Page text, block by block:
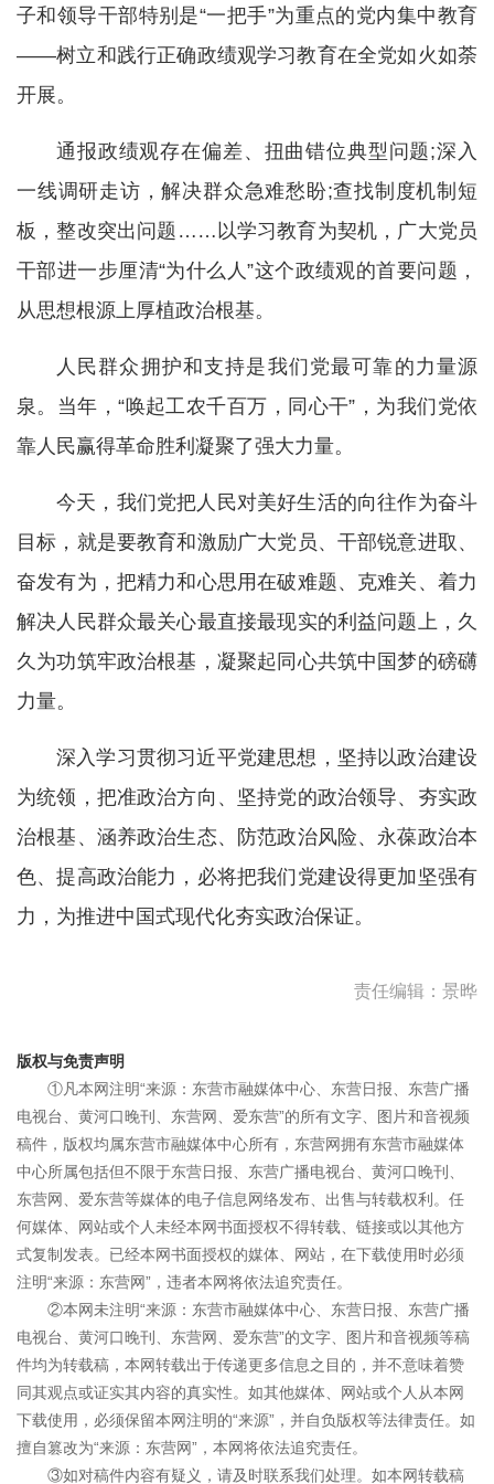
子和领导干部特别是“一把手”为重点的党内集中教育
——树立和践行正确政绩观学习教育在全党如火如荼
开展。
通报政绩观存在偏差、扭曲错位典型问题;深入
一线调研走访，解决群众急难愁盼;查找制度机制短
板，整改突出问题……以学习教育为契机，广大党员
干部进一步厘清“为什么人”这个政绩观的首要问题，
从思想根源上厚植政治根基。
人民群众拥护和支持是我们党最可靠的力量源
泉。当年，“唤起工农千百万，同心干”，为我们党依
靠人民赢得革命胜利凝聚了强大力量。
今天，我们党把人民对美好生活的向往作为奋斗
目标，就是要教育和激励广大党员、干部锐意进取、
奋发有为，把精力和心思用在破难题、克难关、着力
解决人民群众最关心最直接最现实的利益问题上，久
久为功筑牢政治根基，凝聚起同心共筑中国梦的磅礴
力量。
深入学习贯彻习近平党建思想，坚持以政治建设
为统领，把准政治方向、坚持党的政治领导、夯实政
治根基、涵养政治生态、防范政治风险、永葆政治本
色、提高政治能力，必将把我们党建设得更加坚强有
力，为推进中国式现代化夯实政治保证。
责任编辑：景晔
版权与免责声明
①凡本网注明“来源：东营市融媒体中心、东营日报、东营广播
电视台、黄河口晚刊、东营网、爱东营”的所有文字、图片和音视频
稿件，版权均属东营市融媒体中心所有，东营网拥有东营市融媒体
中心所属包括但不限于东营日报、东营广播电视台、黄河口晚刊、
东营网、爱东营等媒体的电子信息网络发布、出售与转载权利。任
何媒体、网站或个人未经本网书面授权不得转载、链接或以其他方
式复制发表。已经本网书面授权的媒体、网站，在下载使用时必须
注明“来源：东营网”，违者本网将依法追究责任。
②本网未注明“来源：东营市融媒体中心、东营日报、东营广播
电视台、黄河口晚刊、东营网、爱东营”的文字、图片和音视频等稿
件均为转载稿，本网转载出于传递更多信息之目的，并不意味着赞
同其观点或证实其内容的真实性。如其他媒体、网站或个人从本网
下载使用，必须保留本网注明的“来源”，并自负版权等法律责任。如
擅自篡改为“来源：东营网”，本网将依法追究责任。
③如对稿件内容有疑义，请及时联系我们处理。如本网转载稿